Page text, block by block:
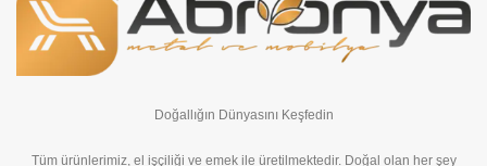
Doğallığın Dünyasını Keşfedin
Tüm ürünlerimiz, el işçiliği ve emek ile üretilmektedir. Doğal olan her şey